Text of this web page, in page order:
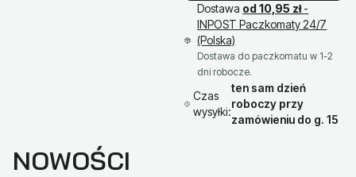
Dostawa od 10,95 zł-
INPOST Paczkomaty 24/7
(Polska)
Dostawa do paczkomatu w 1-2
dni robocze.
Czas
wysyłki:
ten sam dzień
roboczy przy
zamówieniu do g. 15
NOWOŚCI